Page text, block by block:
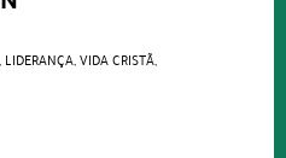
, LIDERANÇA,VIDA CRISTÃ,